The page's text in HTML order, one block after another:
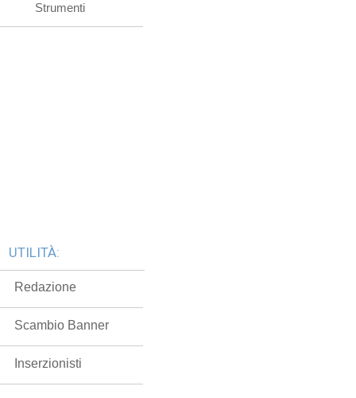
Strumenti
UTILITÀ:
Redazione
Scambio Banner
Inserzionisti